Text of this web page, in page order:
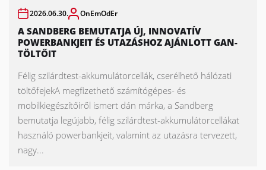
2026.06.30. OnEmOdEr
A SANDBERG BEMUTATJA ÚJ, INNOVATÍV
POWERBANKJEIT ÉS UTAZÁSHOZ AJÁNLOTT GAN-
TÖLTŐIT
Félig szilárdtest-akkumulátorcellák, cserélhető hálózati
töltőfejekA megfizethető számítógépes- és
mobilkiegészítőiről ismert dán márka, a Sandberg
bemutatja legújabb, félig szilárdtest-akkumulátorcellákat
használó powerbankjeit, valamint az utazásra tervezett,
nagy...